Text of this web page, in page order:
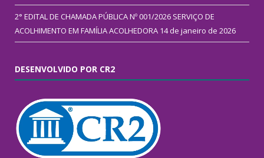
2° EDITAL DE CHAMADA PÚBLICA Nº 001/2026 SERVIÇO DE
ACOLHIMENTO EM FAMÍLIA ACOLHEDORA 14 de janeiro de 2026
DESENVOLVIDO POR CR2